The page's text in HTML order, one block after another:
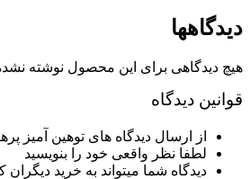
برای این محصول نوشته نشده است.
دیدگاه
ارسال دیدگاه های توهین آمیز پرهیز کنید
نظر واقعی خود را بنویسید
شما میتواند به خرید دیگران کمک کند